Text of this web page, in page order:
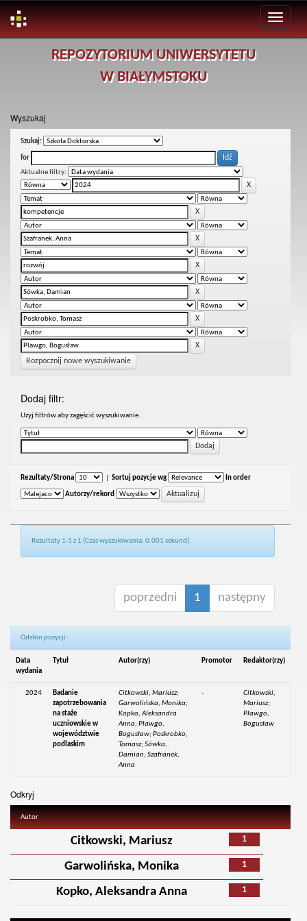
REPOZYTORIUM UNIWERSYTETU
W BIAŁYMSTOKU
Wyszukaj
Szukaj:
for
Aktualne filtry:
Rozpocznij nowe wyszukiwanie
Dodaj filtr:
Uzyj filtrów aby zagęścić wyszukiwanie.
Rezultaty/Strona Sortuj pozycje wg In order
Autorzy/rekord
Rezultaty 1-1 z 1 (Czas wyszukiwania: 0.001 sekund).
poprzedni 1 następny
Odsłon pozycji:
Data
wydania
Tytuł Autor(rzy) Promotor Redaktor(rzy)
2024
Badanie
zapotrzebowania
na staże
uczniowskie w
województwie
podlaskim
Citkowski, Mariusz;
Garwolińska, Monika;
Kopko, Aleksandra
Anna; Plawgo,
Bogusław; Poskrobko,
Tomasz; Sówka,
Damian; Szafranek,
Anna
-
Citkowski,
Mariusz;
Plawgo,
Bogusław
Odkryj
Autor
1
Citkowski, Mariusz
1
Garwolińska, Monika
1
Kopko, Aleksandra Anna